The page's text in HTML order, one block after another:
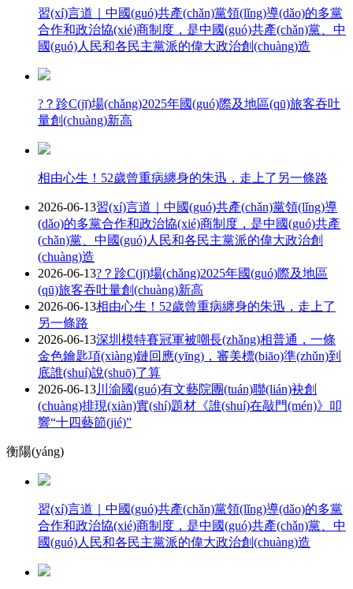
習(xí)言道｜中國(guó)共產(chǎn)黨領(lǐng)導(dǎo)的多黨
合作和政治協(xié)商制度，是中國(guó)共產(chǎn)黨、中
國(guó)人民和各民主黨派的偉大政治創(chuàng)造
?？跈C(jī)場(chǎng)2025年國(guó)際及地區(qū)旅客吞吐
量創(chuàng)新高
相由心生！52歲曾重病纏身的朱迅，走上了另一條路
2026-06-13習(xí)言道｜中國(guó)共產(chǎn)黨領(lǐng)導
(dǎo)的多黨合作和政治協(xié)商制度，是中國(guó)共產
(chǎn)黨、中國(guó)人民和各民主黨派的偉大政治創
(chuàng)造
2026-06-13?？跈C(jī)場(chǎng)2025年國(guó)際及地區
(qū)旅客吞吐量創(chuàng)新高
2026-06-13相由心生！52歲曾重病纏身的朱迅，走上了
另一條路
2026-06-13深圳模特賽冠軍被嘲長(zhǎng)相普通，一條
金色鑰匙項(xiàng)鏈回應(yīng)，審美標(biāo)準(zhǔn)到
底誰(shuí)說(shuō)了算
2026-06-13川渝國(guó)有文藝院團(tuán)聯(lián)袂創
(chuàng)排現(xiàn)實(shí)題材《誰(shuí)在敲門(mén)》叩
響“十四藝節(jié)”
衡陽(yáng)
習(xí)言道｜中國(guó)共產(chǎn)黨領(lǐng)導(dǎo)的多黨
合作和政治協(xié)商制度，是中國(guó)共產(chǎn)黨、中
國(guó)人民和各民主黨派的偉大政治創(chuàng)造